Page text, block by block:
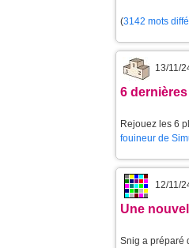
(3142 mots
13/11/
6
Rejouez les 6
fouineur de
12/11/
Une
Snig a préparé